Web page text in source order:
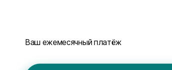
Ваш ежемесячный платёж